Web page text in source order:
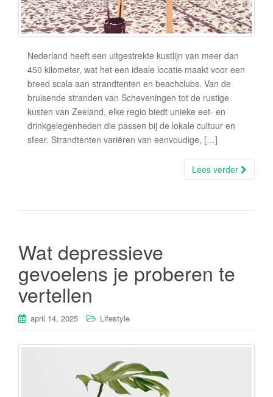
Nederland heeft een uitgestrekte kustlijn van meer dan
450 kilometer, wat het een ideale locatie maakt voor een
breed scala aan strandtenten en beachclubs. Van de
bruisende stranden van Scheveningen tot de rustige
kusten van Zeeland, elke regio biedt unieke eet- en
drinkgelegenheden die passen bij de lokale cultuur en
sfeer. Strandtenten variëren van eenvoudige, […]
Lees verder
Wat depressieve
gevoelens je proberen te
vertellen
april 14, 2025 Lifestyle